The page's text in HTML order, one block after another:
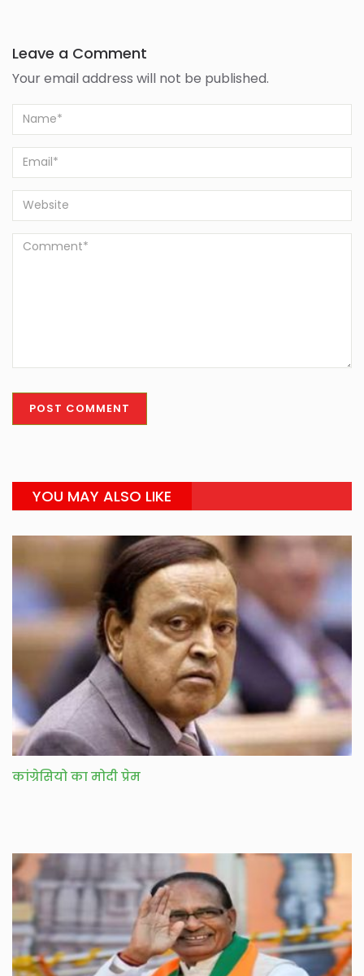
Leave a Comment
Your email address will not be published.
YOU MAY ALSO LIKE
कांग्रेसियो का मोदी प्रेम